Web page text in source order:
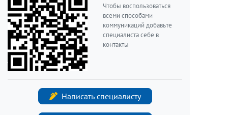
Чтобы воспользоваться
всеми способами
коммуникаций добавьте
специалиста себе в
контакты
Написать специалисту